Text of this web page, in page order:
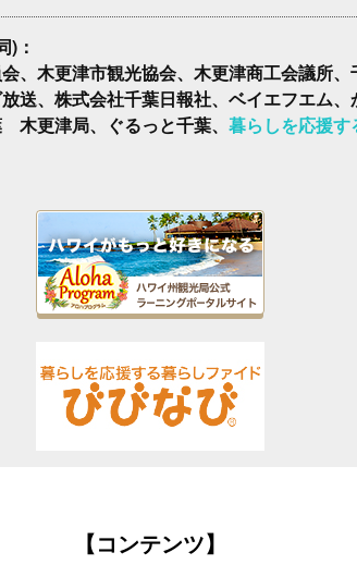
)：
、木更津市観光協会、木更津商工会議所、
送、株式会社千葉日報社、ベイエフエム
更津局、ぐるっと千葉、 暮らしを応援
【コンテンツ】